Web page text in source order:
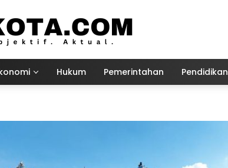
Hukum Pemerintahan Pendidikan